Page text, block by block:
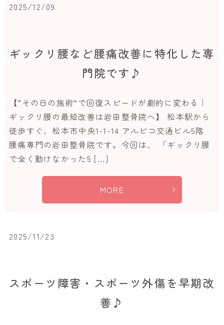
2025/12/09
ギックリ腰など腰痛改善に特化した専
門院です♪
【“その日の施術”で回復スピードが劇的に変わる｜
ギックリ腰の最短改善は岩田整骨院へ】 松本駅から
徒歩すぐ、松本市中央1-1-14 アルピコ交通ビル5階
腰痛専門の岩田整骨院です。今回は、 「ギックリ腰
で全く動けなかった5 […]
MORE
2025/11/23
スポーツ障害・スポーツ外傷を早期改
善♪